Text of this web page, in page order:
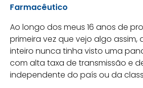
Farmacêutico
Ao longo dos meus 16 anos de
primeira vez que vejo algo assim,
inteiro nunca tinha visto uma
com alta taxa de transmissão e
independente do país ou da